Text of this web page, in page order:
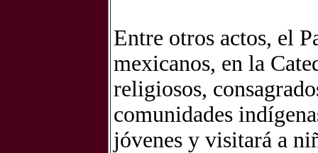
Entre otros actos, el
mexicanos, en la
religiosos,
comunidades
jóvenes y visitará a